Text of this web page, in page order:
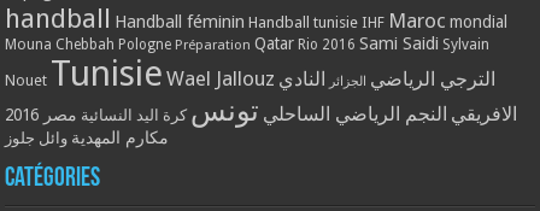
handball Handball féminin Handball tunisie IHF Maroc mondial
Mouna Chebbah Pologne Préparation Qatar Rio 2016 Sami Saidi Sylvain
Nouet Tunisie Wael Jallouz الترجي الرياضي الجزائر النادي
الافريقي النجم الرياضي الساحلي تونس كرة اليد النسائية مصر 2016
مكارم المهدية وائل جلوز
Catégories